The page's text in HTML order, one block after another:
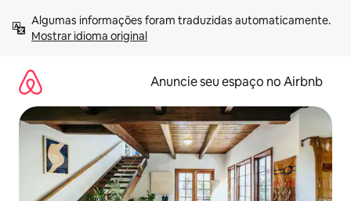
para
Mostrar idioma original
Anuncie seu espaço no Airbnb